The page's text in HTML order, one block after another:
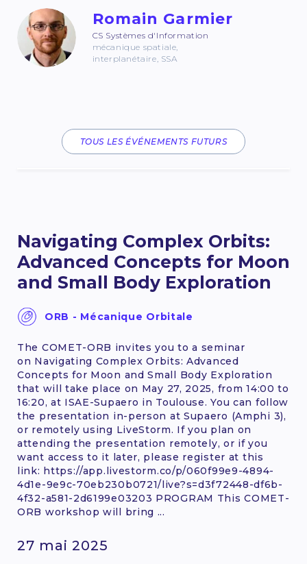
Romain Garmier
CS Systèmes d'Information
mécanique spatiale,
interplanétaire, SSA
TOUS LES ÉVÉNEMENTS FUTURS
27 mai 2025
Navigating Complex Orbits:
Advanced Concepts for Moon
and Small Body Exploration
ORB - Mécanique Orbitale
The COMET-ORB invites you to a seminar
on Navigating Complex Orbits: Advanced
Concepts for Moon and Small Body Exploration
that will take place on May 27, 2025, from 14:00 to
16:20, at ISAE-Supaero in Toulouse. You can follow
the presentation in-person at Supaero (Amphi 3),
or remotely using LiveStorm. If you plan on
attending the presentation remotely, or if you
want access to it later, please register at this
link: https://app.livestorm.co/p/060f99e9-4894-
4d1e-9e9c-70eb230b0721/live?s=d3f72448-df6b-
4f32-a581-2d6199e03203 PROGRAM This COMET-
ORB workshop will bring ...